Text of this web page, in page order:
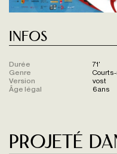
Infos
Durée
71'
Genre
Version
vost
Âge légal
6 ans
Projeté